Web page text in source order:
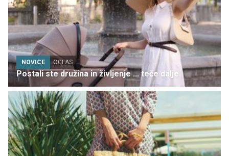
NOVICE OGLAS
Postali ste družina in življenje ... teče dalje